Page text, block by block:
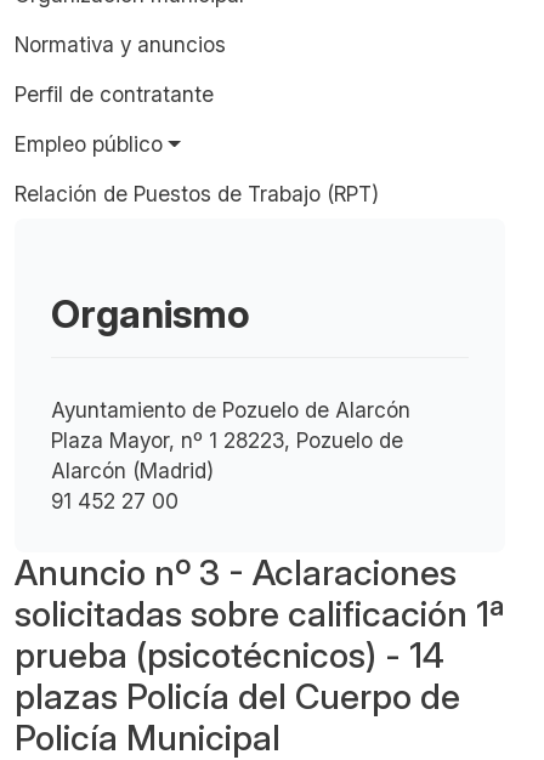
Normativa y anuncios
Perfil de contratante
Empleo público
Relación de Puestos de Trabajo (RPT)
Organismo
Ayuntamiento de Pozuelo de Alarcón
Plaza Mayor, nº 1 28223, Pozuelo de
Alarcón (Madrid)
91 452 27 00
Anuncio nº 3 - Aclaraciones
solicitadas sobre calificación 1ª
prueba (psicotécnicos) - 14
plazas Policía del Cuerpo de
Policía Municipal